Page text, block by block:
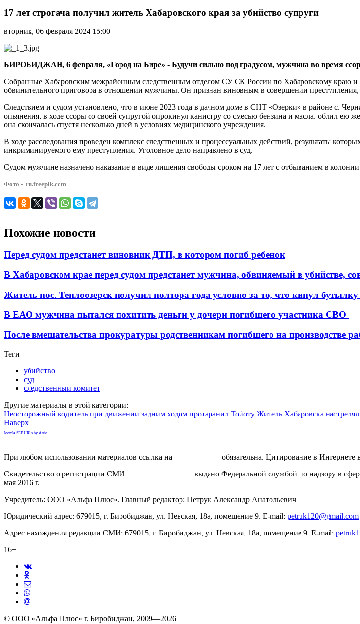
лет
строгача
получил
житель
Хабаровского
края
за
супруги
17 лет строгача получил житель Хабаровского края за убийство супруги
вторник, 06 февраля 2024 15:00
БИРОБИДЖАН, 6 февраля, «Город на Бире» - Будучи сильно под градусом, мужчина во время
Собранные Хабаровским межрайонным следственным отделом СУ СК России по Хабаровскому краю и
обвинительного приговора в отношении мужчины. Он признан виновным в совершении
Следствием и судом установлено, что в июне 2023 года в дачном доме в СНТ «Озерки» в районе с.
опьянения, в ходе ссоры со своей супругой опрокинул канистру со смесью бензина и масла, облил
она скончалась спустя несколько дней в условиях медицинского учреждения.
В ходе расследования проведен комплекс следственных и процессуальных действий, результаты
инкриминируемого ему преступления. Уголовное дело направлено в суд.
Судом мужчине назначено наказание в виде лишения свободы сроком на 17 лет с отбыванием в
Фото - ru.freepik.com
Похожие новости
Перед судом предстанет виновник ДТП, в котором погиб ребенок
В Хабаровском крае перед судом предстанет мужчина, обвиняемый в убийстве,
Житель пос. Теплоозерск получил полтора года условно за то, что кинул
В ЕАО мужчина пытался похитить деньги у дочери погибшего участника СВО
После вмешательства прокуратуры родственникам погибшего на производстве
Теги
убийство
суд
следственный комитет
Другие материалы в этой категории:
Неосторожный водитель при движении задним ходом протаранил Тойоту Житель Хабаровска
Наверх
Joomla SEF URLs by Artio
При любом использовании материалов ссылка на
обязательна. Цитирование в
Свидетельство о регистрации СМИ
выдано Федеральной службой по надзору в
мая 2016 г.
Учредитель: ООО «Альфа Плюс». Главный редактор: Петрук Александр Анатольевич
Юридический адрес: 679015, г. Биробиджан, ул. Невская, 18а, помещение 9. E-mail: petruk120@gmail.com
Адрес нахождения редакции СМИ: 679015, г. Биробиджан, ул. Невская, 18а, помещение 9. E-mail:
16+
© ООО «Альфа Плюс» г. Биробиджан, 2009—2026